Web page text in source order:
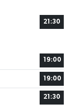
21:30
19:00
19:00
21:30